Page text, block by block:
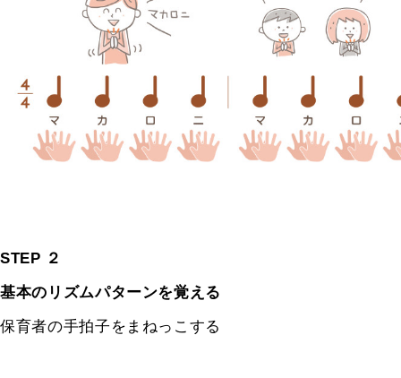
STEP ２
基本のリズムパターンを覚える
保育者の手拍子をまねっこする